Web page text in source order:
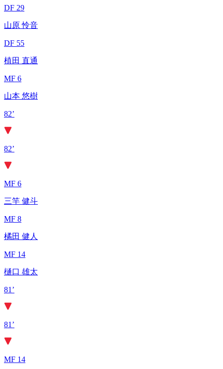
DF 29
山原 怜音
DF 55
植田 直通
MF 6
山本 悠樹
82’
82’
MF 6
三竿 健斗
MF 8
橘田 健人
MF 14
樋口 雄太
81’
81’
MF 14